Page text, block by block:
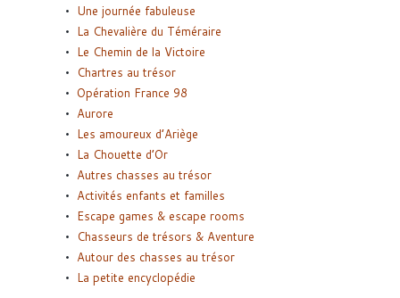
Une journée fabuleuse
La Chevalière du Téméraire
Le Chemin de la Victoire
Chartres au trésor
Opération France 98
Aurore
Les amoureux d’Ariège
La Chouette d’Or
Autres chasses au trésor
Activités enfants et familles
Escape games & escape rooms
Chasseurs de trésors & Aventure
Autour des chasses au trésor
La petite encyclopédie